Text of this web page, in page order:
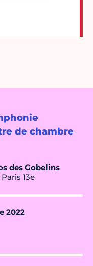
de chambre
des Gobelins
13e
2022